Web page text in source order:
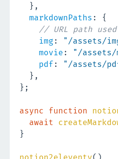
} ,
markdownPaths :
{
// URL path
img : "/assets/
movie : "/assets/
pdf : "/assets/
} ,
} ;
async function
await
}